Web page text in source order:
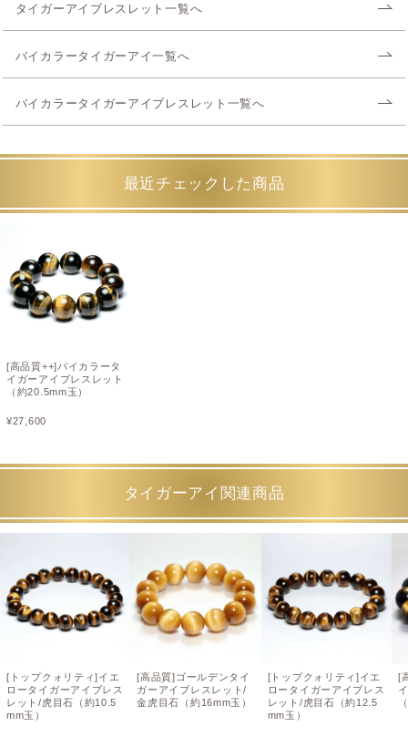
タイガーアイブレスレット一覧へ
バイカラータイガーアイ一覧へ
バイカラータイガーアイブレスレット一覧へ
最近チェックした商品
[高品質++]バイカラータ
イガーアイブレスレット
（約20.5mm玉）
¥27,600
タイガーアイ関連商品
[トップクォリティ]イエ
ロータイガーアイブレス
レット/虎目石（約10.5
mm玉）
[高品質]ゴールデンタイ
ガーアイブレスレット/
金虎目石（約16mm玉）
[トップクォリティ]イエ
ロータイガーアイブレス
レット/虎目石（約12.5
mm玉）
[